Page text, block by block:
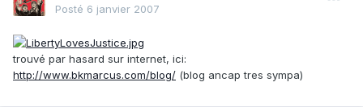
Posté 6 janvier 2007
trouvé par hasard sur internet, ici:
http://www.bkmarcus.com/blog/ (blog ancap tres sympa)